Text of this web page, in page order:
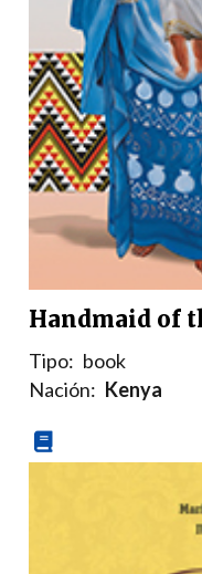
Handmaid of
Tipo: book
Nación: Kenya